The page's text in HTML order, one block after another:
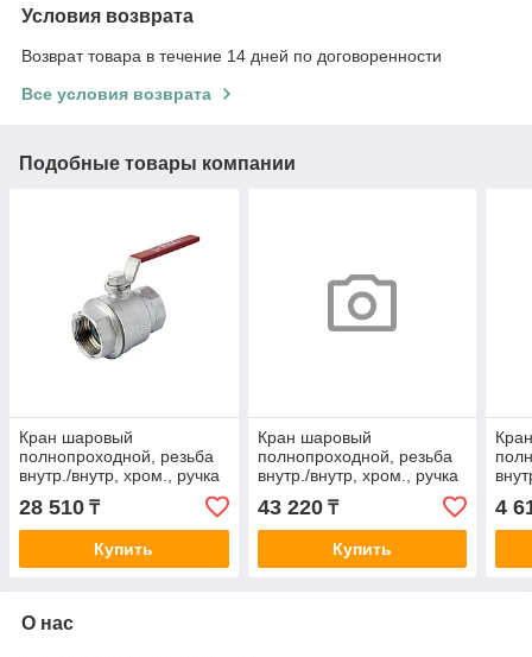
Условия возврата
Возврат товара в течение 14 дней по договоренности
Все условия возврата
Подобные товары компании
Кран шаровый
полнопроходной, резьба
внутр./внутр, хром., ручка
-рычаг, красный, 1 1/2"
28 510 ₸
Купить
Кран шаровый
полнопроходной, резьба
внутр./внутр, хром., ручка
-рычаг, красный, 2"
43 220₸
Купить
4
О нас